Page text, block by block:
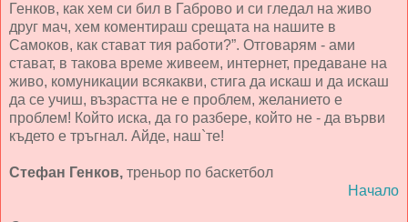
Генков, как хем си бил в Габрово и си гледал на живо
друг мач, хем коментираш срещата на нашите в
Самоков, как стават тия работи?”. Отговарям - ами
стават, в такова време живеем, интернет, предаване на
живо, комуникации всякакви, стига да искаш и да искаш
да се учиш, възрастта не е проблем, желанието е
проблем! Който иска, да го разбере, който не - да върви
където е тръгнал. Айде, наш`те!
Стефан Генков, треньор по баскетбол
Начало